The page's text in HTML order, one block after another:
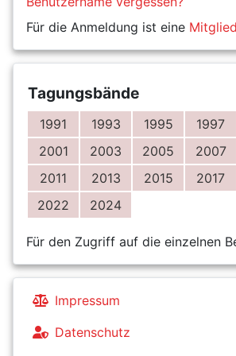
Für die Anmeldung ist eine
Tagungsbände
1991
1993 1995 1997
2001
2003 2005 2007
2011
2013 2015 2017
2022
2024
Für den Zugriff auf die einzelnen
Impressum
Datenschutz